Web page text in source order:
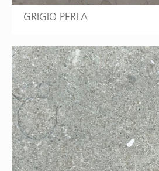
GRIGIO PERLA